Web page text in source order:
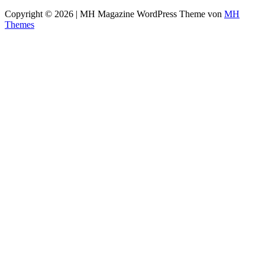
Copyright © 2026 | MH Magazine WordPress Theme von MH
Themes